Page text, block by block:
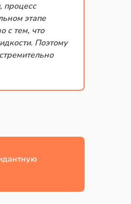
процесс
этапе
с тем, что
Поэтому